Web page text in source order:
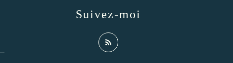
Suivez-moi